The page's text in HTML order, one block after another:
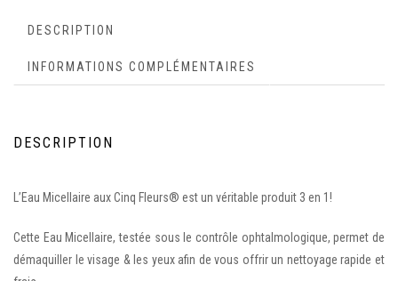
DESCRIPTION
INFORMATIONS COMPLÉMENTAIRES
DESCRIPTION
L’Eau Micellaire aux Cinq Fleurs® est un véritable produit 3 en 1!
Cette Eau Micellaire, testée sous le contrôle ophtalmologique, permet de
démaquiller le visage & les yeux afin de vous offrir un nettoyage rapide et